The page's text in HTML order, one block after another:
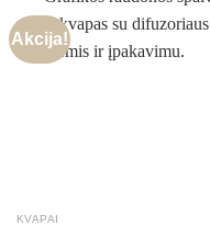
Akcija!
KVAPAI